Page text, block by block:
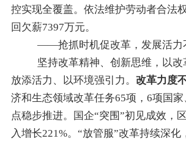
控实现全覆盖。依法维护劳动者合法
回欠薪7397万元。
——抢抓时机促改革，发展活力
坚持改革精神、创新思维，以
放添活力、以环境强引力。 改革力度
济和生态领域改革任务65项， 6项国
点稳步推进。
国企“突围”初见成效 ，
入增长221%。 “放管服”改革持续深化